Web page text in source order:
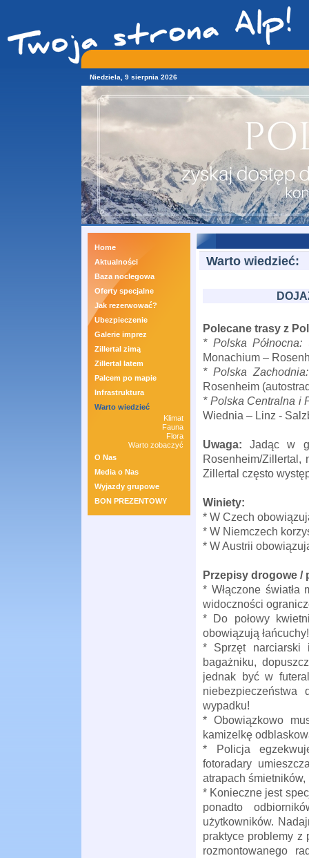
Niedziela, 9 sierpnia 2026
Home
Aktualności
Baza noclegowa
Oferty specjalne
Jak rezerwować?
Ubezpieczenie
Galerie imprez
Zillertal zimą
Zillertal latem
Palcem po mapie
Infrastruktura
Warto wiedzieć
Klimat
Fauna
Flora
Warto zobaczyć
O Nas
Media o Nas
Wyjazdy grupowe
BON PREZENTOWY
Warto wiedzieć:
Polecane trasy z
* Polska Północna:
Monachium –
* Polska Zachodnia:
Rosenheim
* Polska Centralna i
Wiednia – Linz -
Uwaga: Jadąc w
Rosenheim/Zillertal,
Zillertal często
Winiety:
* W Czech
* W Niemczech
* W Austrii
Przepisy drogowe /
* Włączone
widoczności
* Do połowy
obowiązują łańcuchy!
* Sprzęt narciarski
bagażniku,
jednak być w
wypadku!
* Obowiązkowo
kamizelkę
* Policja
fotoradary
atrapach
* Konieczne jest
ponadto
użytkowników.
praktyce problemy z
rozmontowanego